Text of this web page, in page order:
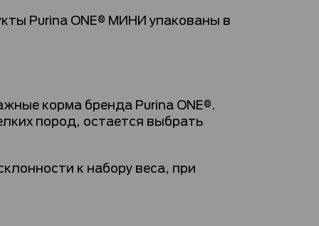
Purina ONE® МИНИ упакованы в
корма бренда Purina ONE®.
пород, остается выбрать
к набору веса, при